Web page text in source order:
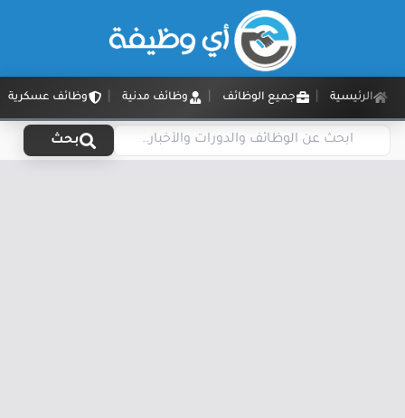
الرئيسية جميع الوظائف وظائف مدنية وظائف عسكرية
بحث